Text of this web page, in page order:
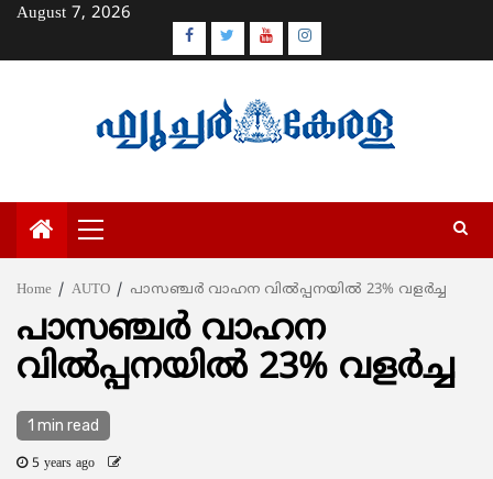
Skip
content
August 7, 2026
Facebook
TwitterYoutubeInstagram
Primary
Menu
Home AUTO പാസഞ്ചര്‍ വാഹന വില്‍പ്പനയില്‍ 23% വളര്‍ച്ച
പാസഞ്ചര്‍ വാഹന
വില്‍പ്പനയില്‍ 23% വളര്‍ച്ച
1 min read
5 years ago